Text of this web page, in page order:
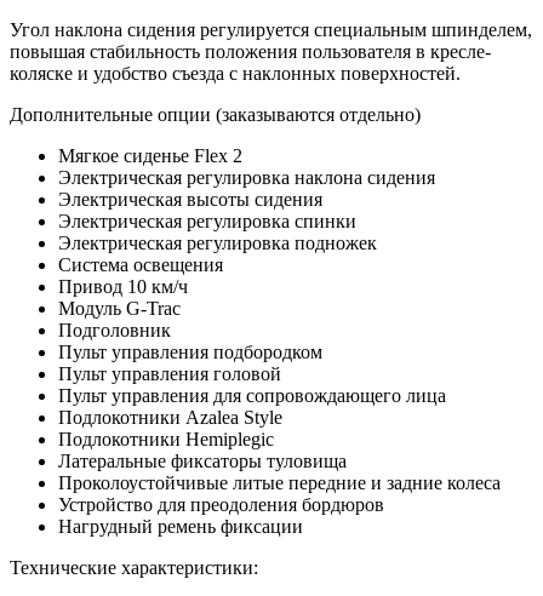
Угол наклона сидения регулируется специальным шпинделем,
повышая стабильность положения пользователя в кресле-
коляске и удобство съезда с наклонных поверхностей.
Дополнительные опции (заказываются отдельно)
Мягкое сиденье Flex 2
Электрическая регулировка наклона сидения
Электрическая высоты сидения
Электрическая регулировка спинки
Электрическая регулировка подножек
Система освещения
Привод 10 км/ч
Модуль G-Trac
Подголовник
Пульт управления подбородком
Пульт управления головой
Пульт управления для сопровождающего лица
Подлокотники Azalea Style
Подлокотники Hemiplegic
Латеральные фиксаторы туловища
Проколоустойчивые литые передние и задние колеса
Устройство для преодоления бордюров
Нагрудный ремень фиксации
Технические характеристики: